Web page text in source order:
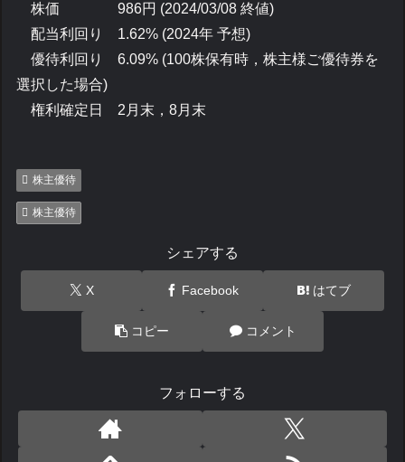
株価 986円 (2024/03/08 終値)
配当利回り 1.62% (2024年 予想)
優待利回り 6.09% (100株保有時，株主様ご優待券を
選択した場合)
権利確定日 2月末，8月末
株主優待
株主優待
シェアする
X Facebook はてブ
コピー コメント
フォローする